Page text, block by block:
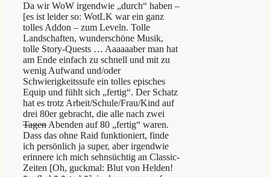
Da wir WoW irgendwie „durch“ haben –
[es ist leider so: WotLK war ein ganz
tolles Addon – zum Leveln. Tolle
Landschaften, wunderschöne Musik,
tolle Story-Quests … Aaaaaaber man hat
am Ende einfach zu schnell und mit zu
wenig Aufwand und/oder
Schwierigkeitssufe ein tolles episches
Equip und fühlt sich „fertig“. Der Schatz
hat es trotz Arbeit/Schule/Frau/Kind auf
drei 80er gebracht, die alle nach zwei
Tagen Abenden auf 80 „fertig“ waren.
Dass das ohne Raid funktioniert, finde
ich persönlich ja super, aber irgendwie
erinnere ich mich sehnsüchtig an Classic-
Zeiten [Oh, guckmal: Blut von Helden!